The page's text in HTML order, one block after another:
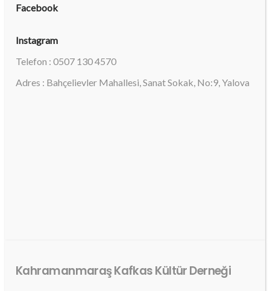
Facebook
Instagram
Telefon : 0507 130 4570
Adres : Bahçelievler Mahallesi, Sanat Sokak, No:9, Yalova
Kahramanmaraş Kafkas Kültür Derneği